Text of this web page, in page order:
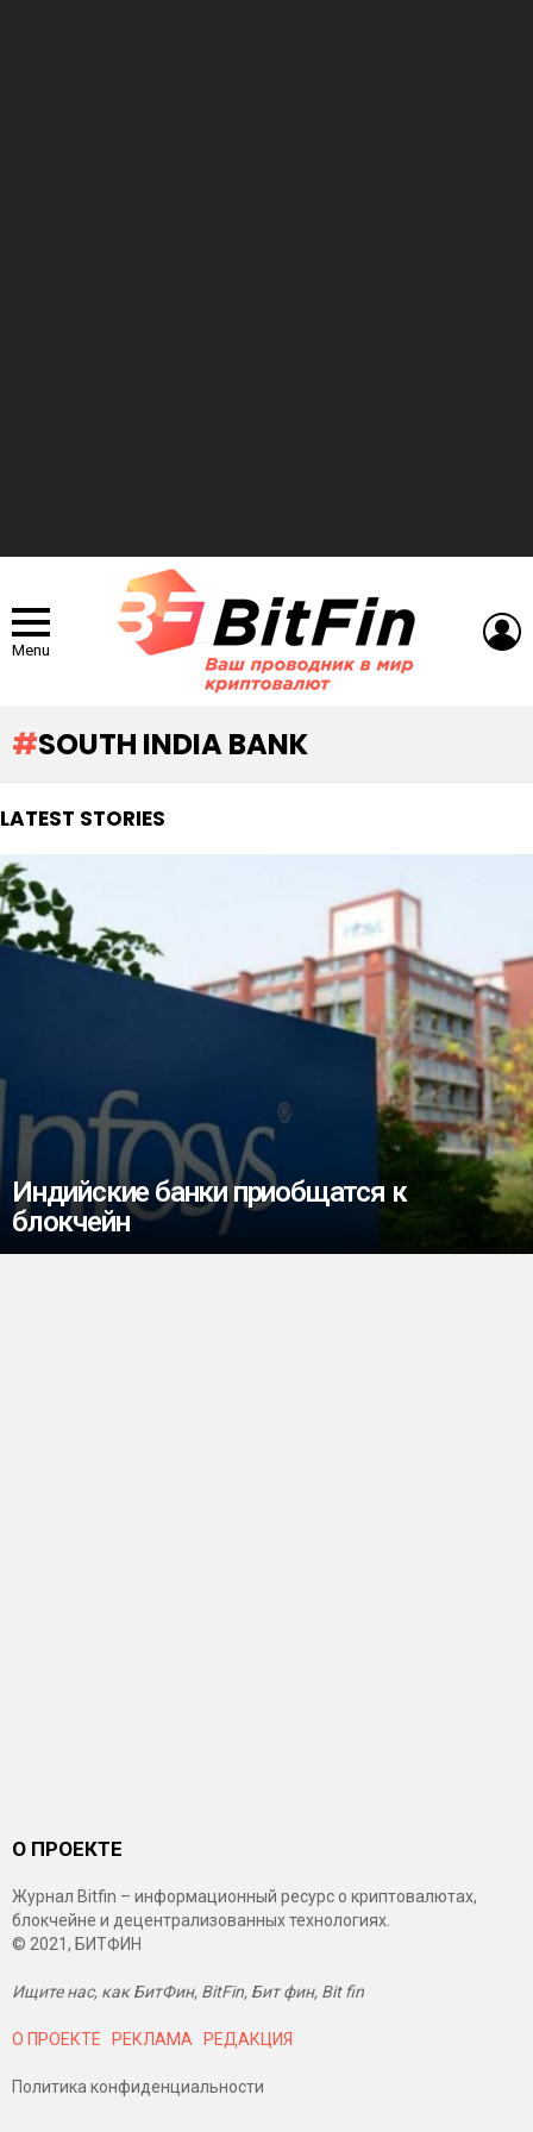
Menu
SOUTH INDIA BANK
LATEST STORIES
Индийские банки приобщатся к
блокчейн
О ПРОЕКТЕ
Журнал Bitfin – информационный ресурс о криптовалютах,
блокчейне и децентрализованных технологиях.
© 2021, БИТФИН
Ищите нас, как БитФин, BitFin, Бит фин, Bit fin
О ПРОЕКТЕ РЕКЛАМА РЕДАКЦИЯ
Политика конфиденциальности